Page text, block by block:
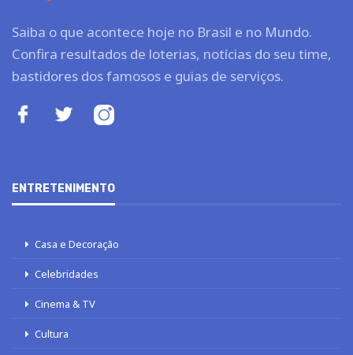
Saiba o que acontece hoje no Brasil e no Mundo.
Confira resultados de loterias, notícias do seu time,
bastidores dos famosos e guias de serviços.
ENTRETENIMENTO
Casa e Decoração
Celebridades
Cinema & TV
Cultura